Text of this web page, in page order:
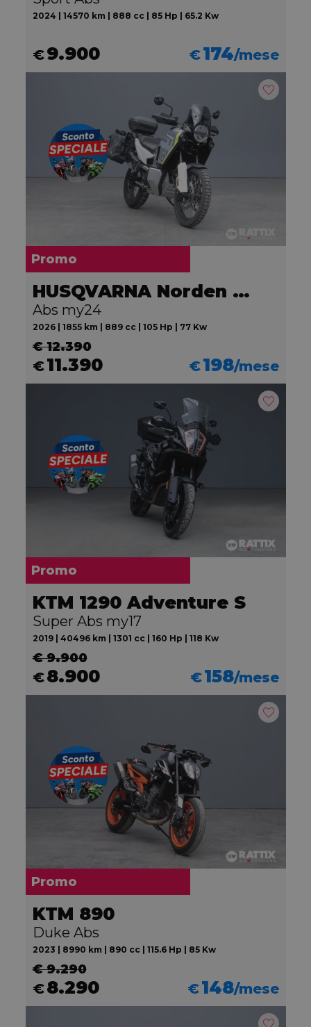
2024 | 14570 km | 888 cc | 85 Hp | 65.2 Kw
€9.900 €174/mese
Promo
HUSQVARNA Norden 901
Abs my24
2026 | 1855 km | 889 cc | 105 Hp | 77 Kw
€ 12.390
€11.390 €198/mese
Promo
KTM 1290 Adventure S
Super Abs my17
2019 | 40496 km | 1301 cc | 160 Hp | 118 Kw
€ 9.900
€8.900 €158/mese
Promo
KTM 890
Duke Abs
2023 | 8990 km | 890 cc | 115.6 Hp | 85 Kw
€ 9.290
€8.290 €148/mese